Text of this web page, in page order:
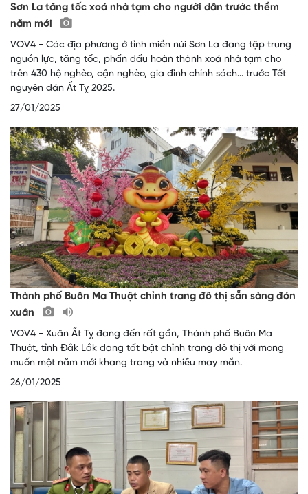
Sơn La tăng tốc xoá nhà tạm cho người dân trước thềm
năm mới
VOV4 - Các địa phương ở tỉnh miền núi Sơn La đang tập trung
nguồn lực, tăng tốc, phấn đấu hoàn thành xoá nhà tạm cho
trên 430 hộ nghèo, cận nghèo, gia đình chính sách... trước Tết
nguyên đán Ất Tỵ 2025.
27/01/2025
Thành phố Buôn Ma Thuột chỉnh trang đô thị sẵn sàng đón
xuân
VOV4 - Xuân Ất Tỵ đang đến rất gần, Thành phố Buôn Ma
Thuột, tỉnh Đắk Lắk đang tất bật chỉnh trang đô thị với mong
muốn một năm mới khang trang và nhiều may mắn.
26/01/2025